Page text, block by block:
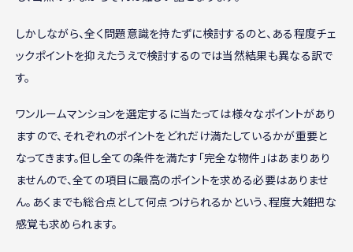
しかしながら、全く問題意識を持たずに検討するのと、ある程度チェ
ックポイントを抑えたうえで検討するのでは当然結果も異なる訳で
す。
ワンルームマンションを選定するに当たっては様々なポイントがあり
ますので、それぞれのポイントをどれだけ満たしているかが重要と
なってきます。但し全ての条件を満たす「完全な物件」はあまりあり
ませんので、全ての項目に最高のポイントを求める必要はありませ
ん。あくまでも総合点として何点つけられるかという、程度大雑把な
感覚も求められます。